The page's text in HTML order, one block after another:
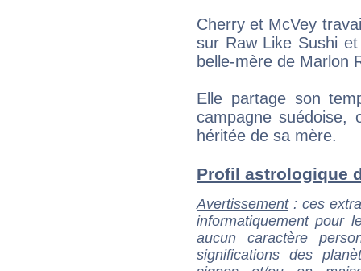
Cherry et McVey
sur Raw Like Sushi
belle-mère de Marlon
Elle partage son
campagne suédoise,
héritée de sa mère.
Profil astrologique
Avertissement: ces
informatiquement pour
aucun caractère
significations des